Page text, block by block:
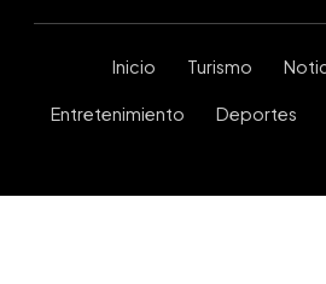
Inicio Turismo
Entretenimiento Deportes